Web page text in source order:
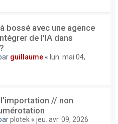
bossé avec une agence
de l'IA dans
guillaume « lun. mai 04,
// non
plotek « jeu. avr. 09, 2026